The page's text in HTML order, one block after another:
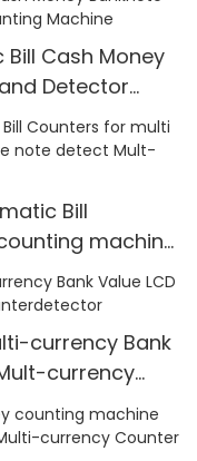
Cash Money
Detector
Bill
machine
currency Bank
currency